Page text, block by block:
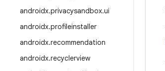
androidx.privacysandbox.ui
androidx.profileinstaller
androidx.recommendation
androidx.recyclerview